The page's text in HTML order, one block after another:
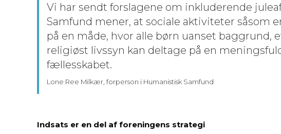
Vi har sendt forslagene om inkluderende
Samfund mener, at sociale aktiviteter
på en måde, hvor alle børn uanset
religiøst livssyn kan deltage på en
fællesskabet.
Lone Ree Milkær, forperson i Humanistisk Samfund
Indsats er en del af foreningens strategi